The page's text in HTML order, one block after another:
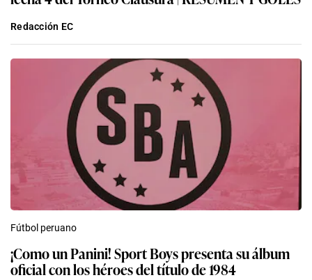
Redacción EC
Fútbol peruano
¡Como un Panini! Sport Boys presenta su álbum
oficial con los héroes del título de 1984